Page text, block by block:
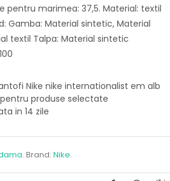
pentru marimea: 37,5. Material: textil
Gamba: Material sintetic, Material
textil Talpa: Material sintetic
Nike nike internationalist em alb
produse selectate
in 14 zile
. Brand: Nike.